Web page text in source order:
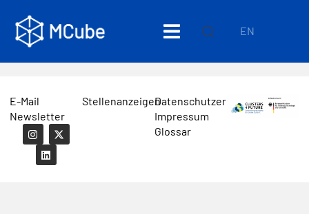
EN
E-Mail
Newsletter
StellenanzeigenDatenschutzerklärung
Impressum
Glossar